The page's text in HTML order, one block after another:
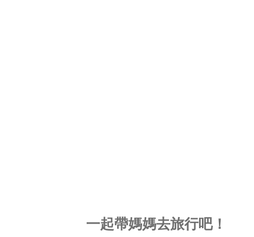
一起帶媽媽去旅行吧！